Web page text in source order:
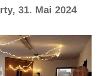
31. Mai 2024